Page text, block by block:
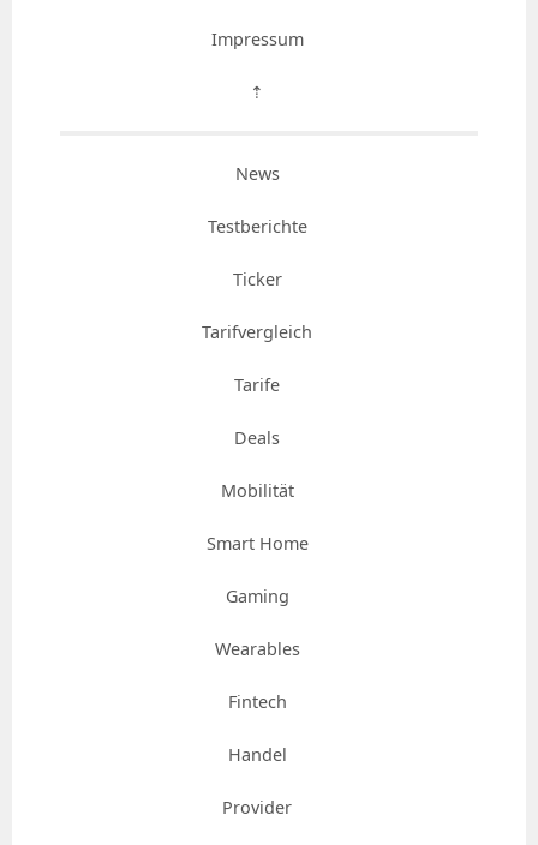
Impressum
⇡
News
Testberichte
Ticker
Tarifvergleich
Tarife
Deals
Mobilität
Smart Home
Gaming
Wearables
Fintech
Handel
Provider